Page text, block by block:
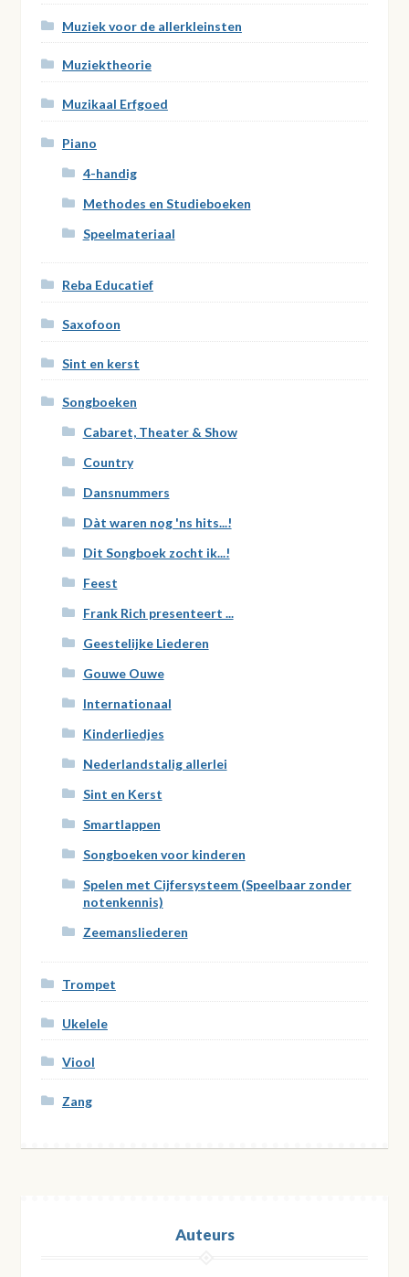
Muziek voor de allerkleinsten
Muziektheorie
Muzikaal Erfgoed
Piano
4-handig
Methodes en Studieboeken
Speelmateriaal
Reba Educatief
Saxofoon
Sint en kerst
Songboeken
Cabaret, Theater & Show
Country
Dansnummers
Dàt waren nog 'ns hits...!
Dit Songboek zocht ik...!
Feest
Frank Rich presenteert ...
Geestelijke Liederen
Gouwe Ouwe
Internationaal
Kinderliedjes
Nederlandstalig allerlei
Sint en Kerst
Smartlappen
Songboeken voor kinderen
Spelen met Cijfersysteem (Speelbaar zonder
notenkennis)
Zeemansliederen
Trompet
Ukelele
Viool
Zang
Auteurs